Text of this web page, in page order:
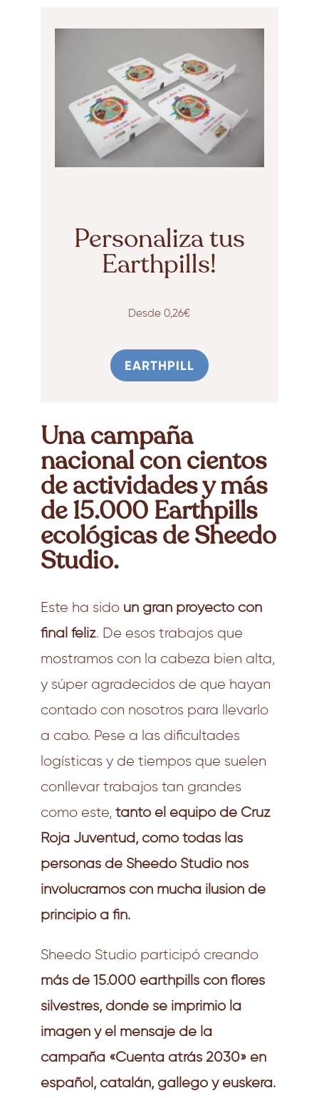
Personaliza tus
Earthpills!
Desde 0,26€
EARTHPILL
Una campaña
nacional con cientos
de actividades y más
de 15.000 Earthpills
ecológicas de Sheedo
Studio.
Este ha sido un gran proyecto con
final feliz. De esos trabajos que
mostramos con la cabeza bien alta,
y súper agradecidos de que hayan
contado con nosotros para llevarlo
a cabo. Pese a las dificultades
logísticas y de tiempos que suelen
conllevar trabajos tan grandes
como este,tanto el equipo de Cruz
Roja Juventud, como todas las
personas de Sheedo Studio nos
involucramos con mucha ilusión de
principio a fin.
Sheedo Studio participó creando
más de 15.000 earthpills con flores
silvestres, donde se imprimió la
imagen y el mensaje de la
campaña «Cuenta atrás 2030» en
español, catalán, gallego y euskera.